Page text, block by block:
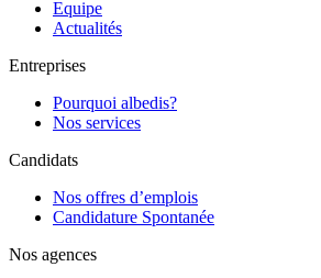
Equipe
Actualités
Entreprises
Pourquoi albedis?
Nos services
Candidats
Nos offres d’emplois
Candidature Spontanée
Nos agences